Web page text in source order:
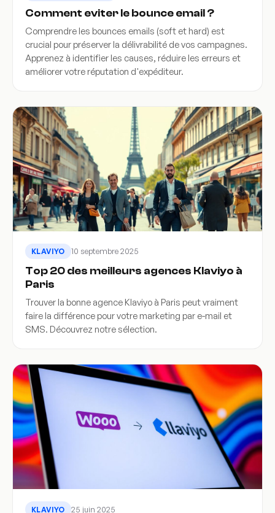
Comment eviter le bounce email ?
Comprendre les bounces emails (soft et hard) est
crucial pour préserver la délivrabilité de vos campagnes.
Apprenez à identifier les causes, réduire les erreurs et
améliorer votre réputation d'expéditeur.
KLAVIYO 10 septembre 2025
Top 20 des meilleurs agences Klaviyo à
Paris
Trouver la bonne agence Klaviyo à Paris peut vraiment
faire la différence pour votre marketing par e-mail et
SMS. Découvrez notre sélection.
KLAVIYO 25 juin 2025